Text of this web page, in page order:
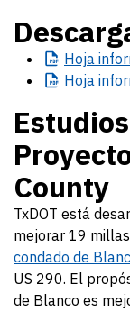
Hoja
Hoja
County
TxDOT está
mejorar 19
condado de
US 290. El
de Blanco es